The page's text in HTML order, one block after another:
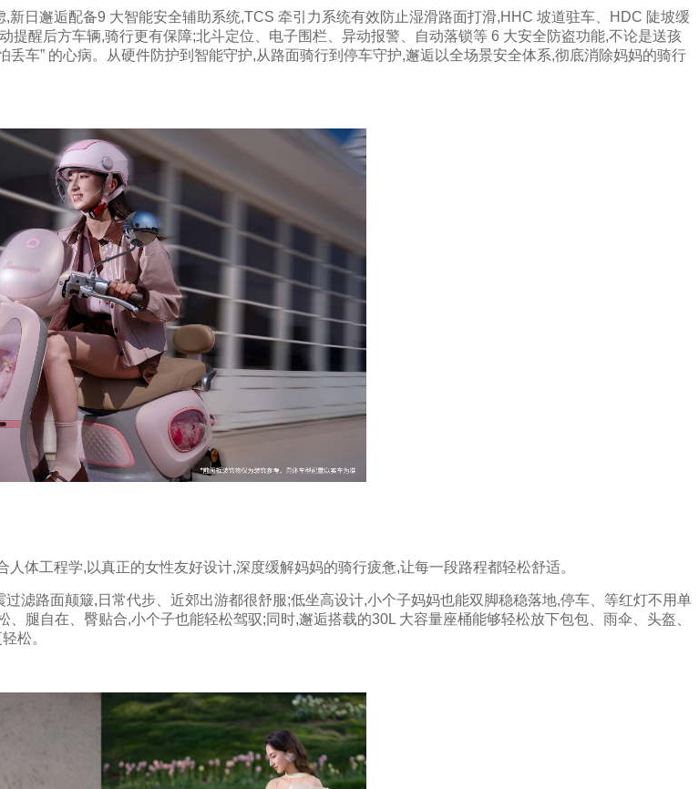
日邂逅配备9 大智能安全辅助系统,TCS 牵引力系统有效防止湿滑路面打滑,HHC 坡道驻车、HDC 陡坡缓
醒后方车辆,骑行更有保障;北斗定位、电子围栏、异动报警、自动落锁等 6 大安全防盗功能,不论是送孩
车” 的心病。从硬件防护到智能守护,从路面骑行到停车守护,邂逅以全场景安全体系,彻底消除妈妈的骑行
体工程学,以真正的女性友好设计,深度缓解妈妈的骑行疲惫,让每一段路程都轻松舒适。
滤路面颠簸,日常代步、近郊出游都很舒服;低坐高设计,小个子妈妈也能双脚稳稳落地,停车、等红灯不用单
腿自在、臀贴合,小个子也能轻松驾驭;同时,邂逅搭载的30L 大容量座桶能够轻松放下包包、雨伞、头盔、
松。